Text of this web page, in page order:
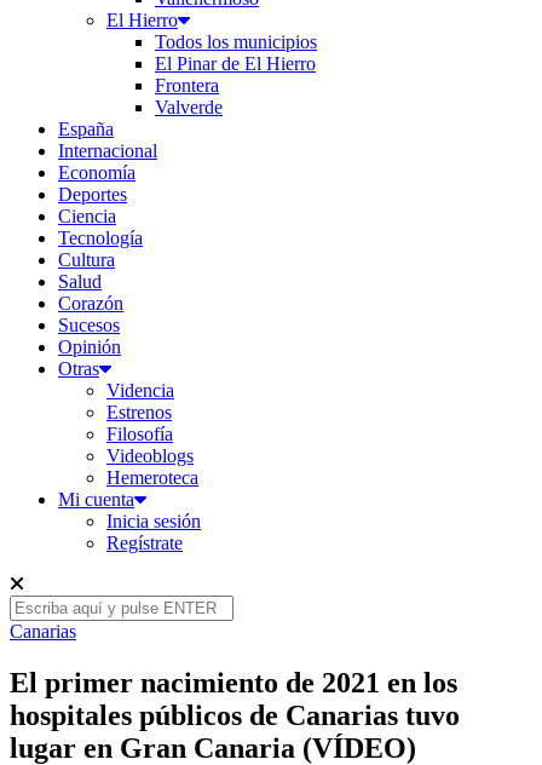
El Hierro
Todos los municipios
El Pinar de El Hierro
Frontera
Valverde
España
Internacional
Economía
Deportes
Ciencia
Tecnología
Cultura
Salud
Corazón
Sucesos
Opinión
Otras
Videncia
Estrenos
Filosofía
Videoblogs
Hemeroteca
Mi cuenta
Inicia sesión
Regístrate
Canarias
El primer nacimiento de 2021 en los
hospitales públicos de Canarias tuvo
lugar en Gran Canaria (VÍDEO)